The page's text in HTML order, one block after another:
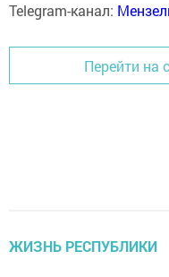
Telegram-канал:
Перейти на
ЖИЗНЬ РЕСПУБЛИКИ